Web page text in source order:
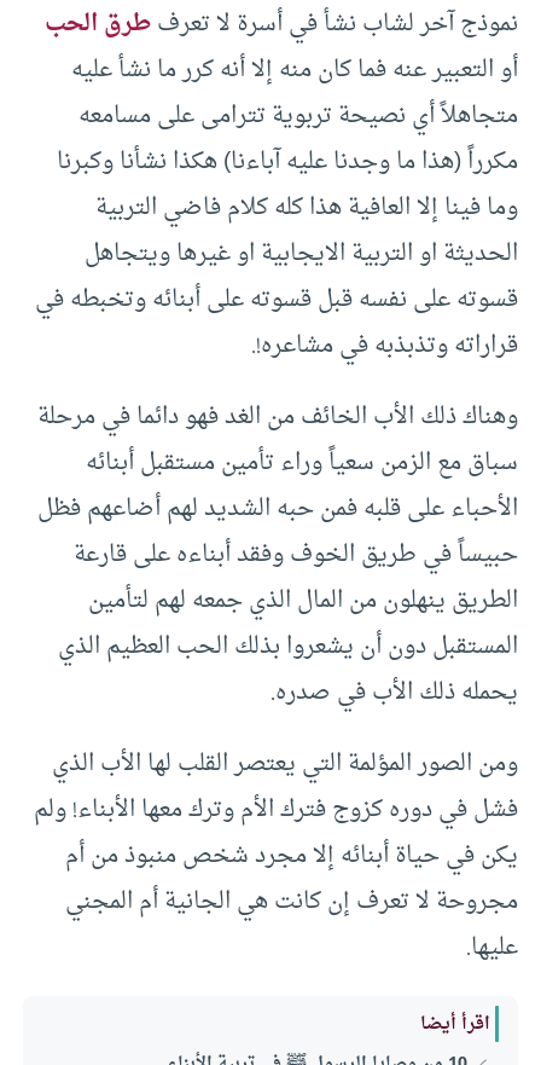
نموذج آخر لشاب نشأ في أسرة لا تعرفطرق الحب
أو التعبير عنه فما كان منه إلا أنه كرر ما نشأ عليه
متجاهلاً أي نصيحة تربوية تترامى على مسامعه
مكرراً (هذا ما وجدنا عليه آباءنا) هكذا نشأنا وكبرنا
وما فينا إلا العافية هذا كله كلام فاضي التربية
الحديثة او التربية الايجابية او غيرها ويتجاهل
قسوته على نفسه قبل قسوته على أبنائه وتخبطه في
قراراته وتذبذبه في مشاعره!.
وهناك ذلك الأب الخائف من الغد فهو دائما في مرحلة
سباق مع الزمن سعياً وراء تأمين مستقبل أبنائه
الأحباء على قلبه فمن حبه الشديد لهم أضاعهم فظل
حبيساً في طريق الخوف وفقد أبناءه على قارعة
الطريق ينهلون من المال الذي جمعه لهم لتأمين
المستقبل دون أن يشعروا بذلك الحب العظيم الذي
يحمله ذلك الأب في صدره.
ومن الصور المؤلمة التي يعتصر القلب لها الأب الذي
فشل في دوره كزوج فترك الأم وترك معها الأبناء! ولم
يكن في حياة أبنائه إلا مجرد شخص منبوذ من أم
مجروحة لا تعرف إن كانت هي الجانية أم المجني
عليها.
اقرأ أيضا